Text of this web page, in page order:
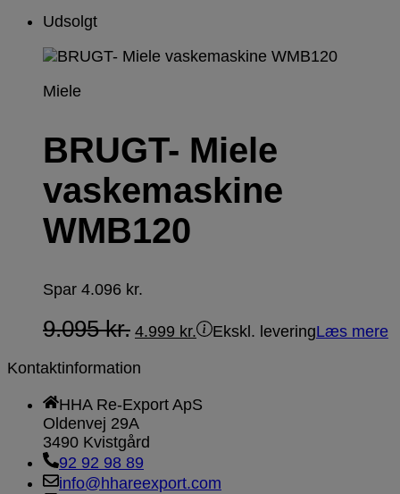
Udsolgt
Miele
BRUGT- Miele
vaskemaskine
WMB120
Spar 4.096 kr.
9.095kr. 4.999 kr. Ekskl. leveringLæs mere
Kontaktinformation
HHA Re-Export ApS
Oldenvej 29A
3490 Kvistgård
92 92 98 89
info@hhareexport.com